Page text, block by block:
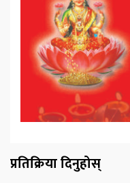
प्रतिक्रिया दिनुहोस्